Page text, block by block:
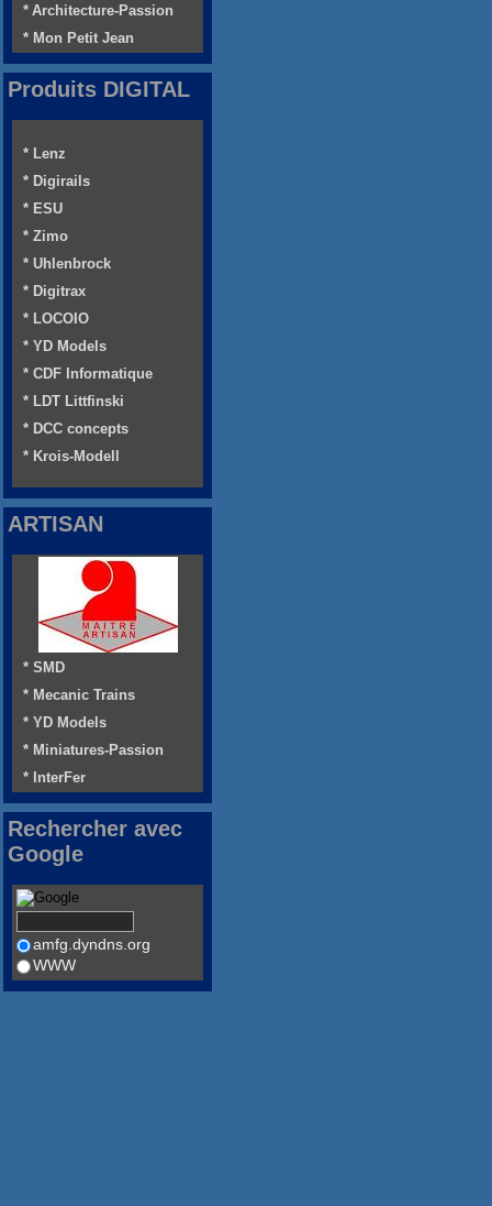
* Architecture-Passion
* Mon Petit Jean
Produits DIGITAL
* Lenz
* Digirails
* ESU
* Zimo
* Uhlenbrock
* Digitrax
* LOCOIO
* YD Models
* CDF Informatique
* LDT Littfinski
* DCC concepts
* Krois-Modell
ARTISAN
* SMD
* Mecanic Trains
* YD Models
* Miniatures-Passion
* InterFer
Rechercher avec
Google
amfg.dyndns.org
WWW